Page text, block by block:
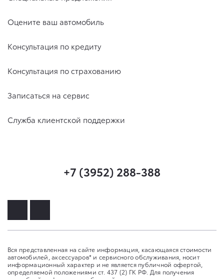
Оцените ваш автомобиль
Консультация по кредиту
Консультация по страхованию
Записаться на сервис
Служба клиентской поддержки
+7 (3952) 288-388
Вся представленная на сайте информация, касающаяся стоимости
автомобилей, аксессуаров* и сервисного обслуживания, носит
информационный характер и не является публичной офертой,
определяемой положениями ст. 437 (2) ГК РФ. Для получения